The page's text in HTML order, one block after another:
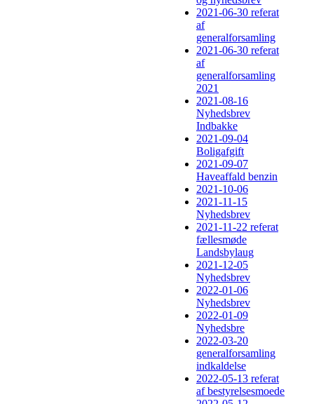
2021-06-30 referat
af
generalforsamling
2021-06-30 referat
af
generalforsamling
2021
2021-08-16
Nyhedsbrev
Indbakke
2021-09-04
Boligafgift
2021-09-07
Haveaffald benzin
2021-10-06
2021-11-15
Nyhedsbrev
2021-11-22 referat
fællesmøde
Landsbylaug
2021-12-05
Nyhedsbrev
2022-01-06
Nyhedsbrev
2022-01-09
Nyhedsbre
2022-03-20
generalforsamling
indkaldelse
2022-05-13 referat
af bestyrelsesmoede